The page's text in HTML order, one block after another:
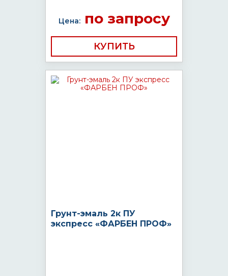
Цена:по запросу
КУПИТЬ
Грунт-эмаль 2к ПУ
экспресс «ФАРБЕН ПРОФ»